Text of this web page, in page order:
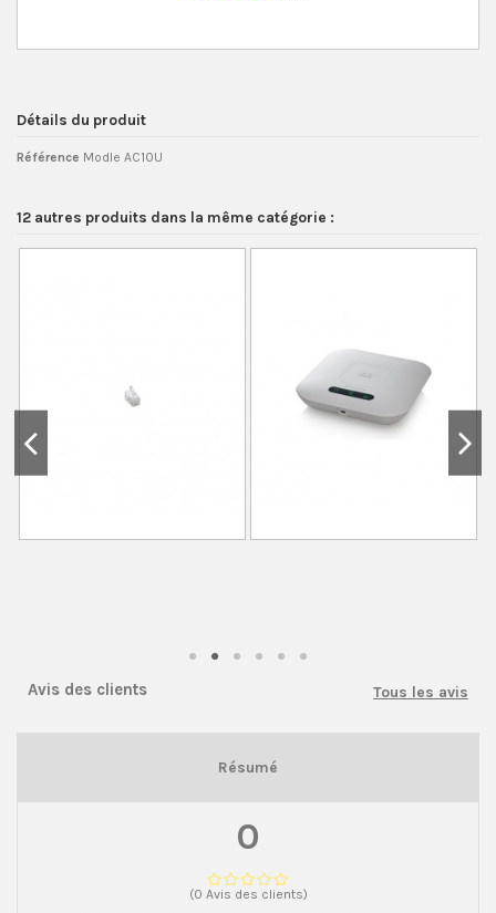
Détails du produit
Référence Modle AC10U
12 autres produits dans la même catégorie :
Avis des clients Tous les avis
Résumé
0
(0 Avis des clients)